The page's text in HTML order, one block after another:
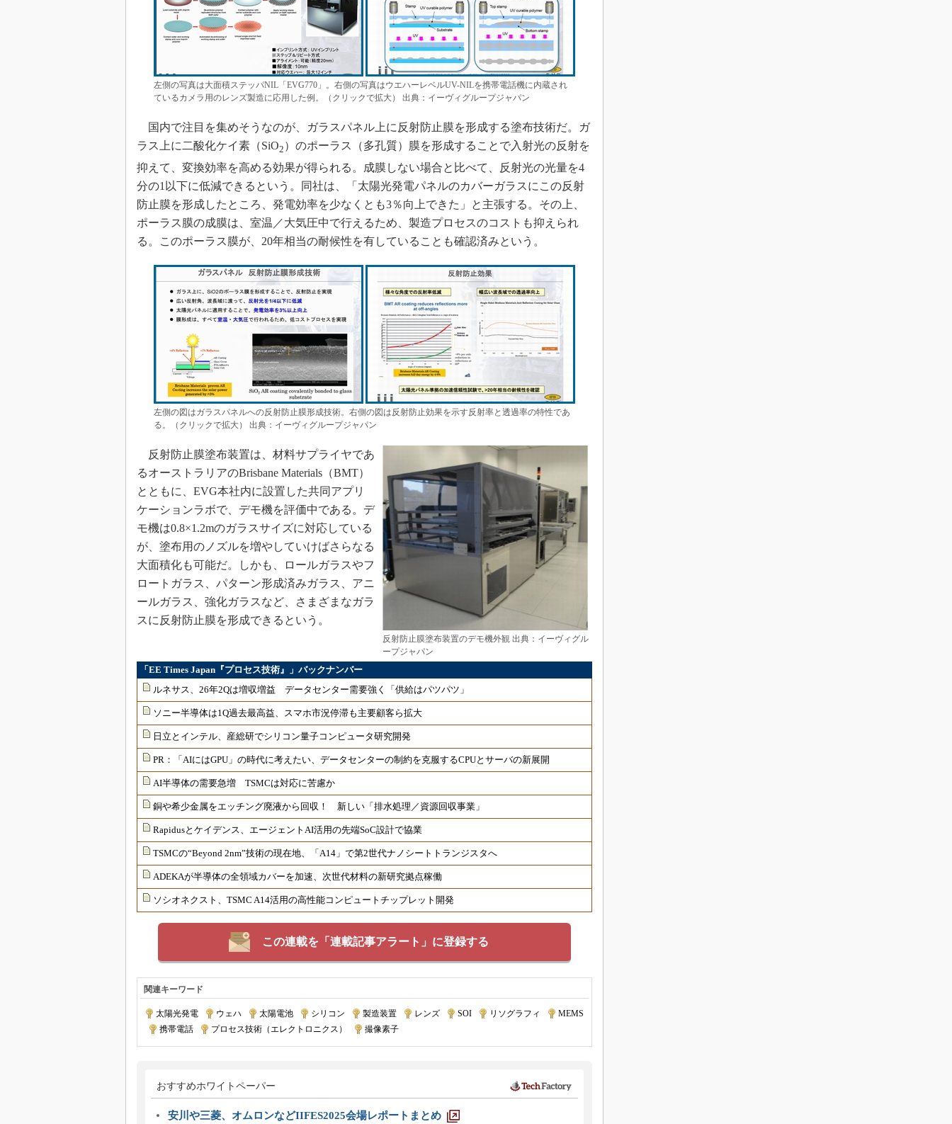
左側の写真は大面積ステッパNIL「EVG770」。右側の写真はウエハーレベルUV-NILを携帯電話機に内蔵され
ているカメラ用のレンズ製造に応用した例。（クリックで拡大） 出典：イーヴィグループジャパン
国内で注目を集めそうなのが、ガラスパネル上に反射防止膜を形成する塗布技術だ。ガ
ラス上に二酸化ケイ素（SiO2 ）のポーラス（多孔質）膜を形成することで入射光の反射を
抑えて、変換効率を高める効果が得られる。成膜しない場合と比べて、反射光の光量を4
分の1以下に低減できるという。同社は、「太陽光発電パネルのカバーガラスにこの反射
防止膜を形成したところ、発電効率を少なくとも3％向上できた」と主張する。その上、
ポーラス膜の成膜は、室温／大気圧中で行えるため、製造プロセスのコストも抑えられ
る。このポーラス膜が、20年相当の耐候性を有していることも確認済みという。
左側の図はガラスパネルへの反射防止膜形成技術。右側の図は反射防止効果を示す反射率と透過率の特性であ
る。（クリックで拡大） 出典：イーヴィグループジャパン
反射防止膜塗布装置のデモ機外観 出典：イーヴィグル
ープジャパン
反射防止膜塗布装置は、材料サプライヤであ
るオーストラリアのBrisbane Materials（BMT）
とともに、EVG本社内に設置した共同アプリ
ケーションラボで、デモ機を評価中である。デ
モ機は0.8×1.2mのガラスサイズに対応している
が、塗布用のノズルを増やしていけばさらなる
大面積化も可能だ。しかも、ロールガラスやフ
ロートガラス、パターン形成済みガラス、アニ
ールガラス、強化ガラスなど、さまざまなガラ
スに反射防止膜を形成できるという。
「EE Times Japan『プロセス技術』」バックナンバー
ルネサス、26年2Qは増収増益 データセンター需要強く「供給はパツパツ」
ソニー半導体は1Q過去最高益、スマホ市況停滞も主要顧客ら拡大
日立とインテル、産総研でシリコン量子コンピュータ研究開発
PR：「AIにはGPU」の時代に考えたい、データセンターの制約を克服するCPUとサーバの新展開
AI半導体の需要急増 TSMCは対応に苦慮か
銅や希少金属をエッチング廃液から回収！ 新しい「排水処理／資源回収事業」
Rapidusとケイデンス、エージェントAI活用の先端SoC設計で協業
TSMCの“Beyond 2nm”技術の現在地、「A14」で第2世代ナノシートトランジスタへ
ADEKAが半導体の全領域カバーを加速、次世代材料の新研究拠点稼働
ソシオネクスト、TSMC A14活用の高性能コンピュートチップレット開発
この連載を「連載記事アラート」に登録する
関連キーワード
太陽光発電 ウェハ 太陽電池 シリコン 製造装置 レンズ SOI リソグラフィ
MEMS
携帯電話 プロセス技術（エレクトロニクス） 撮像素子
おすすめホワイトペーパー
安川や三菱、オムロンなどIIFES2025会場レポートまとめ